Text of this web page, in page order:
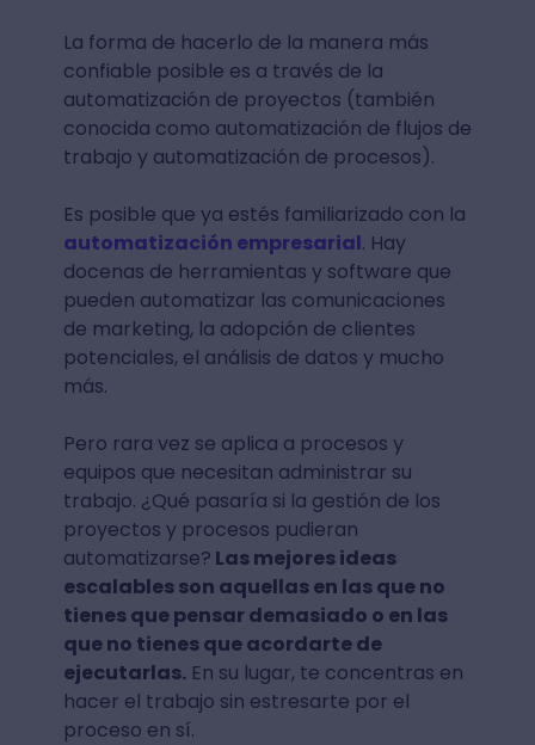
La forma de hacerlo de la manera más
confiable posible es a través de la
automatización de proyectos (también
conocida como automatización de flujos de
trabajo y automatización de procesos).
Es posible que ya estés familiarizado con la
automatización empresarial. Hay
docenas de herramientas y software que
pueden automatizar las comunicaciones
de marketing, la adopción de clientes
potenciales, el análisis de datos y mucho
más.
Pero rara vez se aplica a procesos y
equipos que necesitan administrar su
trabajo. ¿Qué pasaría si la gestión de los
proyectos y procesos pudieran
automatizarse? Las mejores ideas
escalables son aquellas en las que no
tienes que pensar demasiado o en las
que no tienes que acordarte de
ejecutarlas.En su lugar, te concentras en
hacer el trabajo sin estresarte por el
proceso en sí.